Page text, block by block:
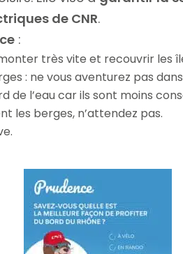
de CNR.
:
très vite et recouvrir les
: ne vous aventurez pas
l’eau car ils sont moins
les berges, n’attendez pas.